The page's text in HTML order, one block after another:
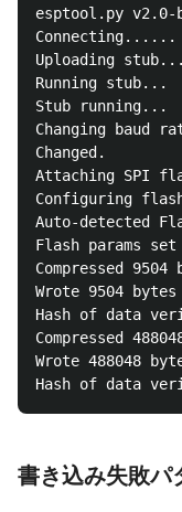
esptool.py v2.0-
Connecting......
Uploading stub...
Running stub...
Stub running...
Changing baud
Changed.
Attaching SPI
Configuring
Auto-detected
Flash params
Compressed
Wrote 9504
Hash of data
Compressed
Wrote 488048
書き込み失敗パ